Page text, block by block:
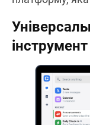
інструмент